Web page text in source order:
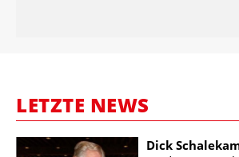
LETZTE NEWS
Dick